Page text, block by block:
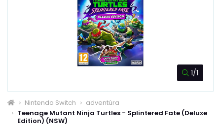
1/1
Nintendo Switch
adventúra
Teenage Mutant Ninja Turtles - Splintered Fate (Deluxe
Edition) (NSW)